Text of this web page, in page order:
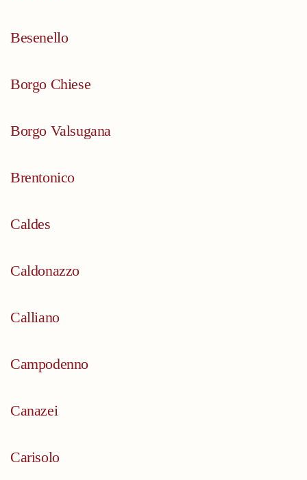
Besenello
Borgo Chiese
Borgo Valsugana
Brentonico
Caldes
Caldonazzo
Calliano
Campodenno
Canazei
Carisolo